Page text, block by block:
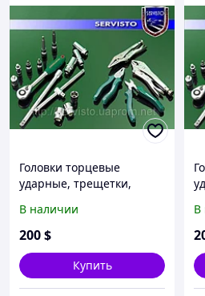
Головки торцевые
ударные, трещетки,
В наличии
200$
Купить
В